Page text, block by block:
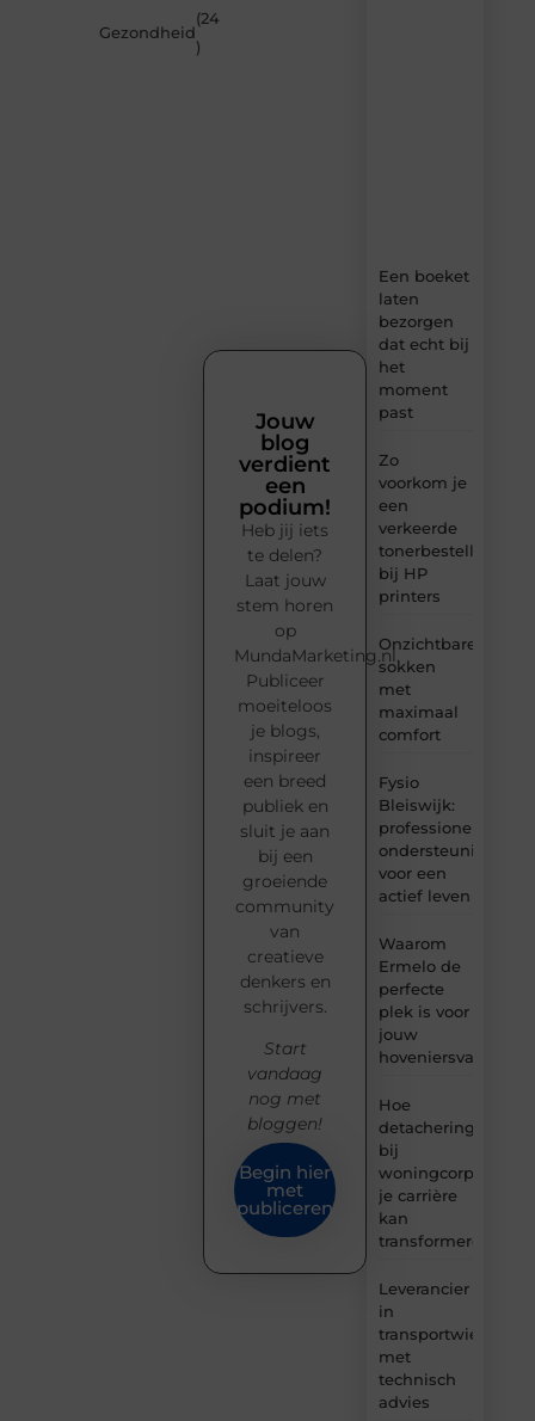
Gezondheid
(24
)
Een boeket
laten
bezorgen
dat echt bij
het
moment
past
Zo
voorkom je
een
verkeerde
tonerbestelling
bij HP
printers
Onzichtbare
sokken
met
maximaal
comfort
Fysio
Bleiswijk:
professionele
ondersteuning
voor een
actief leven
Waarom
Ermelo de
perfecte
plek is voor
jouw
Hoe
detachering
bij
woningcorporaties
je carrière
kan
transformeren
Leverancier
in
transportwielen
met
technisch
advies
Jouw
blog
verdient
een
podium!
Heb jij iets
te delen?
Laat jouw
stem horen
op
MundaMarketing.nl.
Publiceer
moeiteloos
je blogs,
inspireer
een breed
publiek en
sluit je aan
bij een
groeiende
community
van
creatieve
denkers en
schrijvers.
Start
vandaag
nog met
bloggen!
Begin hier
met
publiceren